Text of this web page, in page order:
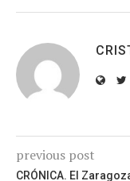
previous post
CRÓNICA. El